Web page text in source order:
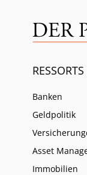
RESSORTS
Banken
Geldpolitik
Asset
Immobilien